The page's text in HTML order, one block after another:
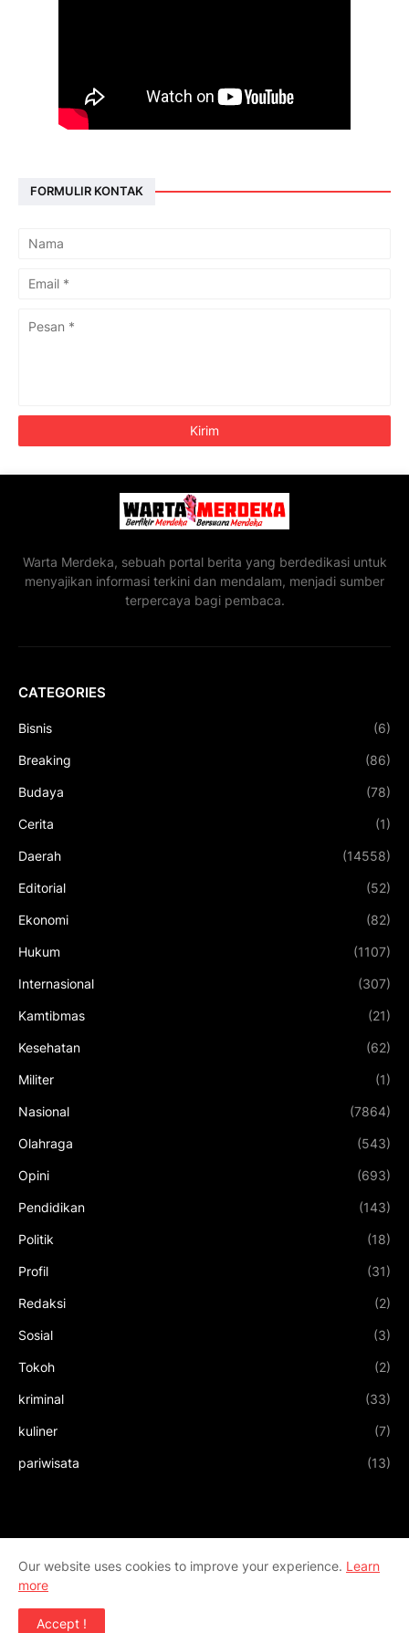
FORMULIR KONTAK
Warta Merdeka, sebuah portal berita yang berdedikasi untuk
menyajikan informasi terkini dan mendalam, menjadi sumber
terpercaya bagi pembaca.
CATEGORIES
Bisnis (6)
Breaking (86)
Budaya (78)
Cerita (1)
Daerah (14558)
Editorial (52)
Ekonomi (82)
Hukum (1107)
Internasional (307)
Kamtibmas (21)
Kesehatan (62)
Militer (1)
Nasional (7864)
Olahraga (543)
Opini (693)
Pendidikan (143)
Politik (18)
Profil (31)
Redaksi (2)
Sosial (3)
Tokoh (2)
kriminal (33)
kuliner (7)
pariwisata (13)
Our website uses cookies to improve your experience. Learn
more
Accept !